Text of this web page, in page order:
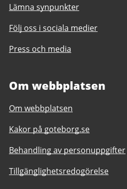
Lämna synpunkter
Följ oss i sociala medier
Press och media
Om webbplatsen
Om webbplatsen
Kakor på goteborg.se
Behandling av personuppgifter
Tillgänglighetsredogörelse